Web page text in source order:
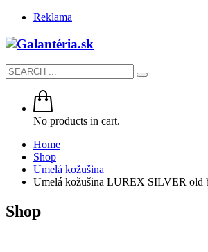
Reklama
No products in cart.
Home
Shop
Umelá kožušina
Umelá kožušina LUREX SILVER old
Shop